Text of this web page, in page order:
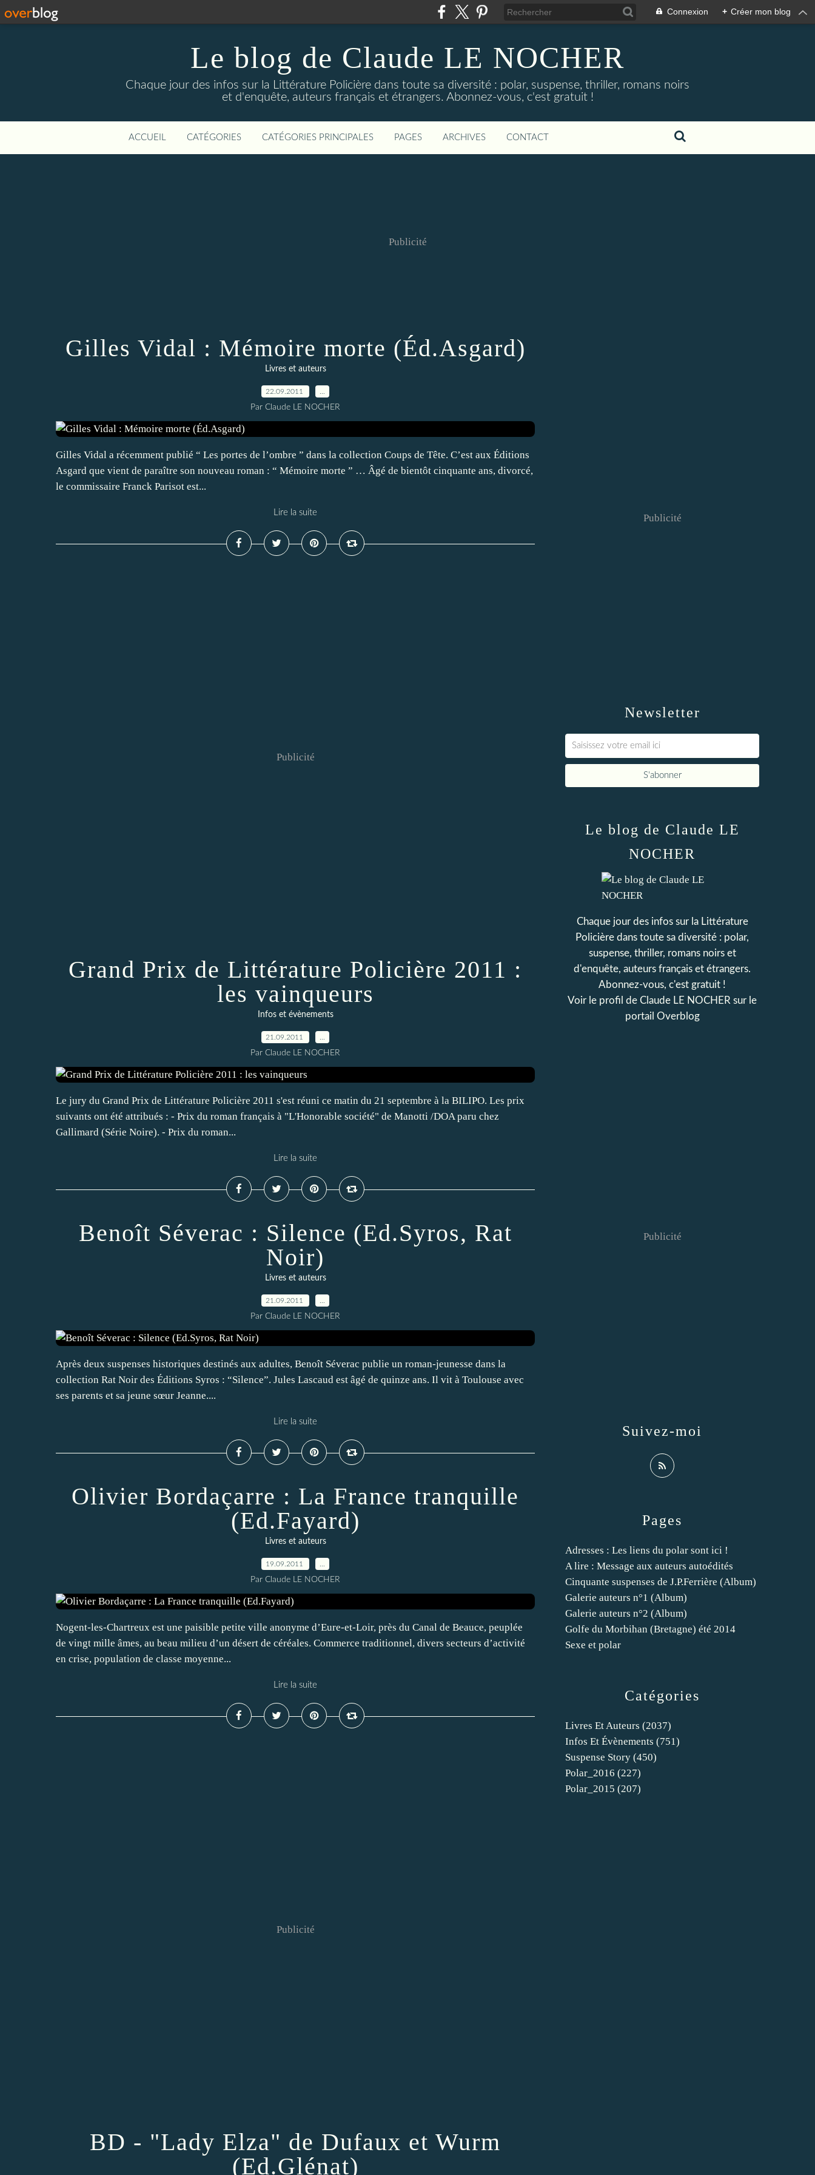
Connexion + Créer mon blog
Le blog de Claude LE NOCHER
Chaque jour des infos sur la Littérature Policière dans toute sa diversité : polar, suspense, thriller, romans noirs
et d'enquête, auteurs français et étrangers. Abonnez-vous, c'est gratuit !
ACCUEIL CATÉGORIES CATÉGORIES PRINCIPALES PAGES ARCHIVES CONTACT
Publicité
Gilles Vidal : Mémoire morte (Éd.Asgard)
Livres et auteurs
22.09.2011
Par Claude LE NOCHER
Gilles Vidal a récemment publié “ Les portes de l’ombre ” dans la collection Coups de Tête. C’est aux Éditions
Asgard que vient de paraître son nouveau roman : “ Mémoire morte ” … Âgé de bientôt cinquante ans, divorcé,
le commissaire Franck Parisot est...
Lire la suite
Publicité
Grand Prix de Littérature Policière 2011 :
les vainqueurs
Infos et évènements
21.09.2011
Par Claude LE NOCHER
Le jury du Grand Prix de Littérature Policière 2011 s'est réuni ce matin du 21 septembre à la BILIPO. Les prix
suivants ont été attribués : - Prix du roman français à "L'Honorable société" de Manotti /DOA paru chez
Gallimard (Série Noire). - Prix du roman...
Lire la suite
Benoît Séverac : Silence (Ed.Syros, Rat
Noir)
Livres et auteurs
21.09.2011
Par Claude LE NOCHER
Après deux suspenses historiques destinés aux adultes, Benoît Séverac publie un roman-jeunesse dans la
collection Rat Noir des Éditions Syros : “Silence”. Jules Lascaud est âgé de quinze ans. Il vit à Toulouse avec
ses parents et sa jeune sœur Jeanne....
Lire la suite
Olivier Bordaçarre : La France tranquille
(Ed.Fayard)
Livres et auteurs
19.09.2011
Par Claude LE NOCHER
Nogent-les-Chartreux est une paisible petite ville anonyme d’Eure-et-Loir, près du Canal de Beauce, peuplée
de vingt mille âmes, au beau milieu d’un désert de céréales. Commerce traditionnel, divers secteurs d’activité
en crise, population de classe moyenne...
Lire la suite
Publicité
BD - "Lady Elza" de Dufaux et Wurm
(Ed.Glénat)
Newsletter
Publicité
Catégories
Livres Et Auteurs (2037)
Infos Et Évènements (751)
Suspense Story (450)
Polar_2016 (227)
Polar_2015 (207)
Pages
Adresses : Les liens du polar sont ici !
A lire : Message aux auteurs autoédités
Cinquante suspenses de J.P.Ferrière (Album)
Galerie auteurs n°1 (Album)
Galerie auteurs n°2 (Album)
Golfe du Morbihan (Bretagne) été 2014
Sexe et polar
Le blog de Claude LE
NOCHER
Chaque jour des infos sur la Littérature
Policière dans toute sa diversité : polar,
suspense, thriller, romans noirs et
d'enquête, auteurs français et étrangers.
Abonnez-vous, c'est gratuit !
Voir le profil de Claude LE NOCHER sur le
portail Overblog
Suivez-moi
Publicité